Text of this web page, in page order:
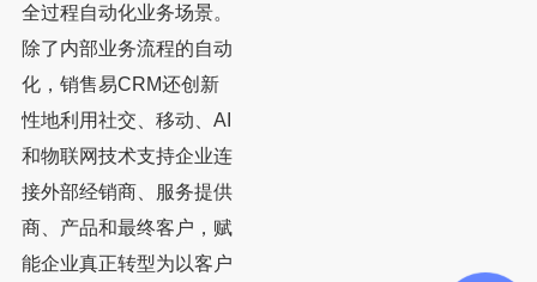
全过程自动化业务场景。
除了内部业务流程的自动
化，销售易CRM还创新
性地利用社交、移动、AI
和物联网技术支持企业连
接外部经销商、服务提供
商、产品和最终客户，赋
能企业真正转型为以客户